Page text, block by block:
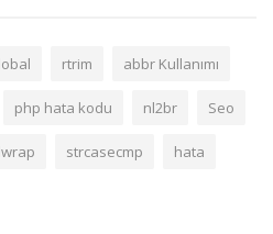
rtrim abbr Kullanımı
php hata kodu nl2br Seo
strcasecmp hata